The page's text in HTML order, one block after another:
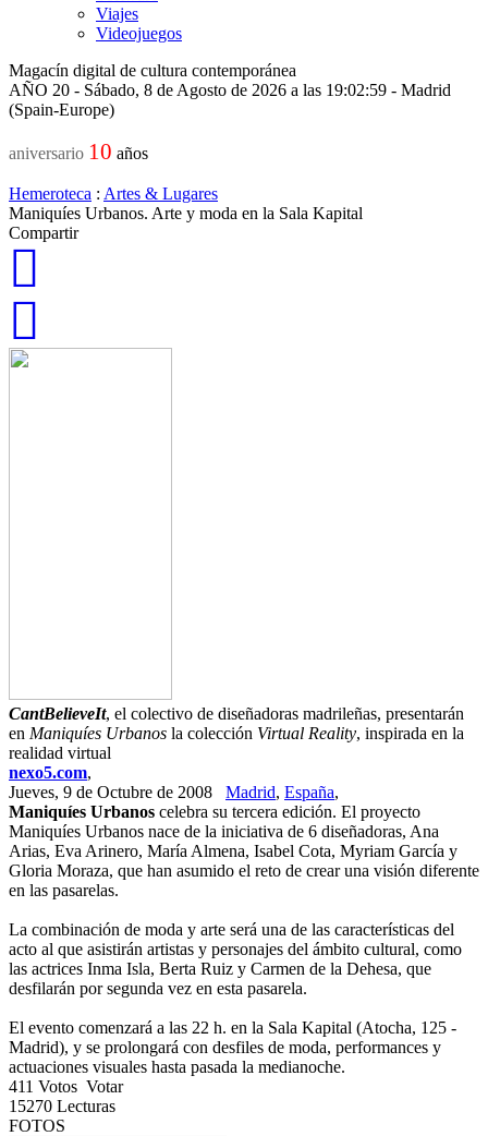
Viajes
Videojuegos
Magacín digital de cultura contemporánea
AÑO 20 - Sábado, 8 de Agosto de 2026 a las 19:02:59 - Madrid
(Spain-Europe)
aniversario 10 años
Hemeroteca : Artes & Lugares
Maniquíes Urbanos. Arte y moda en la Sala Kapital
Compartir
CantBelieveIt, el colectivo de diseñadoras madrileñas, presentarán
en Maniquíes Urbanos la colección Virtual Reality, inspirada en la
realidad virtual
nexo5.com,
Jueves, 9 de Octubre de 2008 Madrid, España,
Maniquíes Urbanos celebra su tercera edición. El proyecto
Maniquíes Urbanos nace de la iniciativa de 6 diseñadoras, Ana
Arias, Eva Arinero, María Almena, Isabel Cota, Myriam García y
Gloria Moraza, que han asumido el reto de crear una visión diferente
en las pasarelas.
La combinación de moda y arte será una de las características del
acto al que asistirán artistas y personajes del ámbito cultural, como
las actrices Inma Isla, Berta Ruiz y Carmen de la Dehesa, que
desfilarán por segunda vez en esta pasarela.
El evento comenzará a las 22 h. en la Sala Kapital (Atocha, 125 -
Madrid), y se prolongará con desfiles de moda, performances y
actuaciones visuales hasta pasada la medianoche.
411 Votos Votar
15270 Lecturas
FOTOS